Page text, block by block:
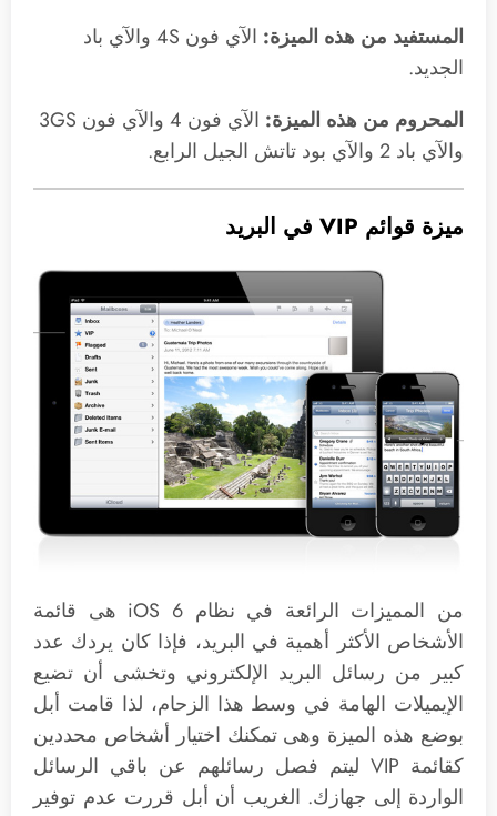
المستفيد من هذه الميزة:
الآي فون 4S والآي باد
الجديد.
المحروم من هذه الميزة:
الآي فون 4 والآي فون 3GS
والآي باد 2 والآي بود تاتش الجيل الرابع.
ميزة قوائم VIP في البريد
من المميزات الرائعة في نظام iOS 6 هى قائمة
الأشخاص الأكثر أهمية في البريد، فإذا كان يردك عدد
كبير من رسائل البريد الإلكتروني وتخشى أن تضيع
الإيميلات الهامة في وسط هذا الزحام، لذا قامت أبل
بوضع هذه الميزة وهى تمكنك اختيار أشخاص محددين
كقائمة VIP ليتم فصل رسائلهم عن باقي الرسائل
الواردة إلى جهازك. الغريب أن أبل قررت عدم توفير